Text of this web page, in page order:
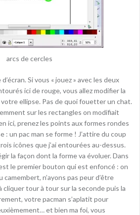
arcs de cercles
Si vous « jouez » avec les deux
ici de rouge, vous allez modifier la
ellipse. Pas de quoi fouetter un chat.
sur les rectangles on modifiait
ici, prenez les points aux formes rondes
: un pac man se forme ! J’attire du coup
icônes que j’ai entourées au-dessus.
la façon dont la forme va évoluer. Dans
le premier bouton qui est enfoncé : on
camembert, n’ayons pas peur d’être
cliquer tour à tour sur la seconde puis la
votre pacman s’aplatit pour
et bien ma foi, vous